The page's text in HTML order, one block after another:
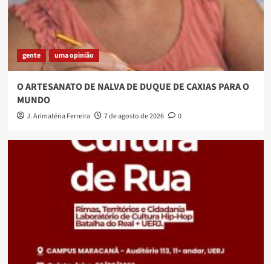
gente uma opinião
O ARTESANATO DE NALVA DE DUQUE DE CAXIAS PARA O
MUNDO
J. Arimatéria Ferreira 7 de agosto de 2026 0